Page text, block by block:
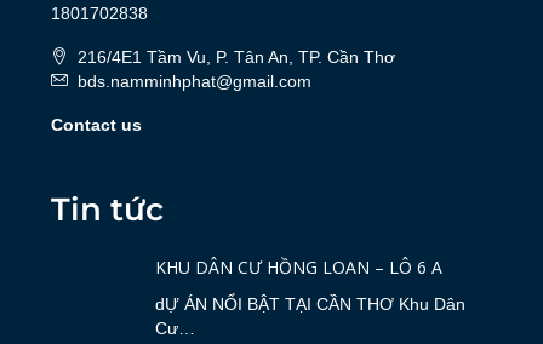
1801702838
216/4E1 Tầm Vu, P. Tân An, TP. Cần Thơ
bds.namminhphat@gmail.com
Contact us
Tin tức
KHU DÂN CƯ HỒNG LOAN – LÔ 6 A
dỰ ÁN NỔI BẬT TẠI CẦN THƠ Khu Dân
Cư…